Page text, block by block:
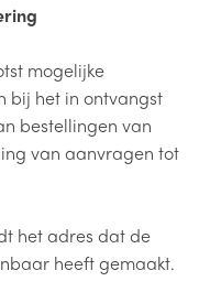
mogelijke
bij het in ontvangst
bestellingen van
van aanvragen tot
het adres dat de
heeft gemaakt.